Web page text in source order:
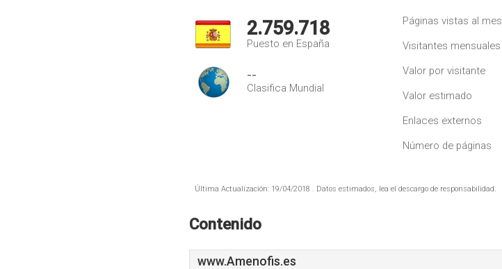
2.759.718
Puesto en España
--
Clasifica Mundial
Páginas vistas al mes
Visitantes mensuales
Valor por visitante
Valor estimado
Enlaces externos
Número de páginas
Última Actualización: 19/04/2018 . Datos estimados, lea el descargo de responsabilidad.
Contenido
www.Amenofis.es